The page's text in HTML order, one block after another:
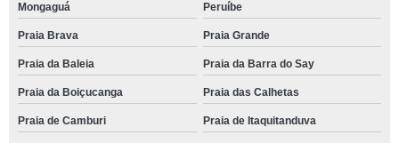
Mongaguá Peruíbe
Praia Brava Praia Grande
Praia da Baleia Praia da Barra do Say
Praia da Boiçucanga Praia das Calhetas
Praia de Camburi Praia de Itaquitanduva